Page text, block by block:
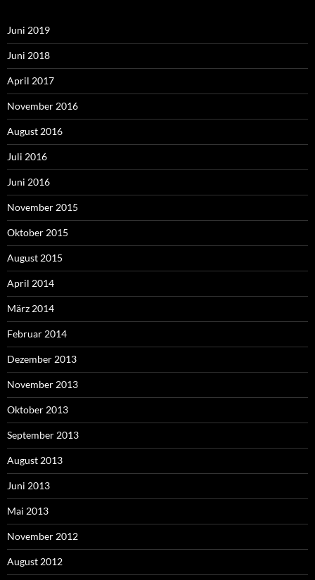
Juni 2019
Juni 2018
April 2017
November 2016
August 2016
Juli 2016
Juni 2016
November 2015
Oktober 2015
August 2015
April 2014
März 2014
Februar 2014
Dezember 2013
November 2013
Oktober 2013
September 2013
August 2013
Juni 2013
Mai 2013
November 2012
August 2012